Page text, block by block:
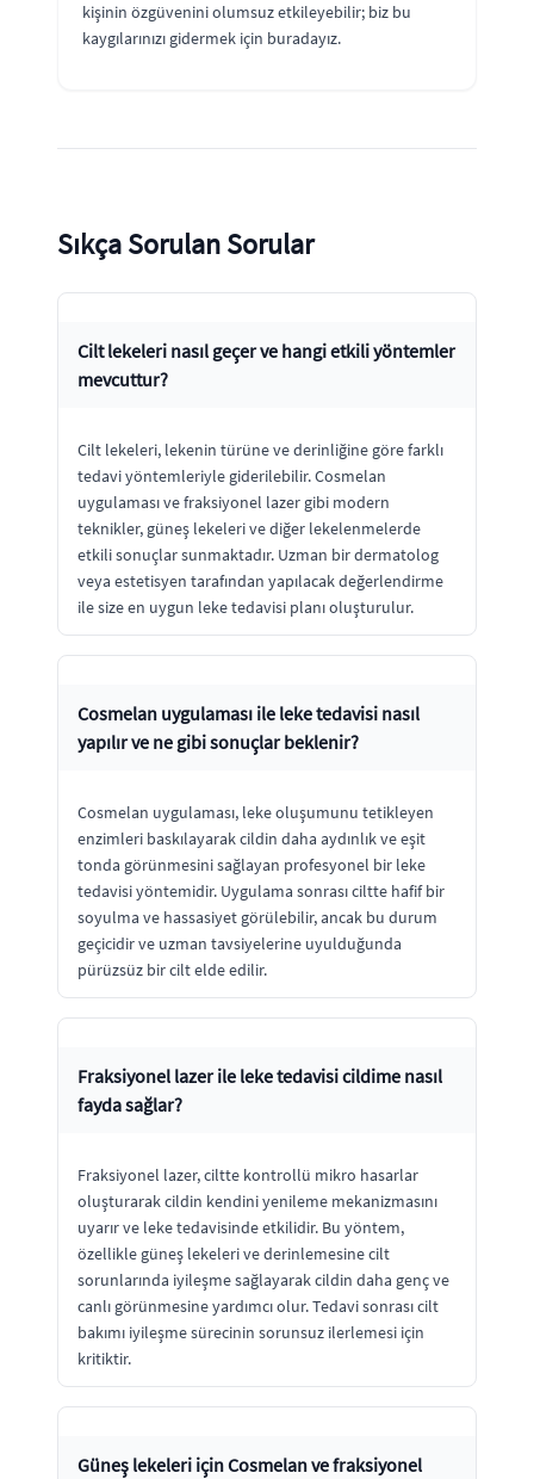
kişinin özgüvenini olumsuz etkileyebilir; biz bu
kaygılarınızı gidermek için buradayız.
Sıkça Sorulan Sorular
Cilt lekeleri nasıl geçer ve hangi etkili yöntemler
mevcuttur?
Cilt lekeleri, lekenin türüne ve derinliğine göre farklı
tedavi yöntemleriyle giderilebilir. Cosmelan
uygulaması ve fraksiyonel lazer gibi modern
teknikler, güneş lekeleri ve diğer lekelenmelerde
etkili sonuçlar sunmaktadır. Uzman bir dermatolog
veya estetisyen tarafından yapılacak değerlendirme
ile size en uygun leke tedavisi planı oluşturulur.
Cosmelan uygulaması ile leke tedavisi nasıl
yapılır ve ne gibi sonuçlar beklenir?
Cosmelan uygulaması, leke oluşumunu tetikleyen
enzimleri baskılayarak cildin daha aydınlık ve eşit
tonda görünmesini sağlayan profesyonel bir leke
tedavisi yöntemidir. Uygulama sonrası ciltte hafif bir
soyulma ve hassasiyet görülebilir, ancak bu durum
geçicidir ve uzman tavsiyelerine uyulduğunda
pürüzsüz bir cilt elde edilir.
Fraksiyonel lazer ile leke tedavisi cildime nasıl
fayda sağlar?
Fraksiyonel lazer, ciltte kontrollü mikro hasarlar
oluşturarak cildin kendini yenileme mekanizmasını
uyarır ve leke tedavisinde etkilidir. Bu yöntem,
özellikle güneş lekeleri ve derinlemesine cilt
sorunlarında iyileşme sağlayarak cildin daha genç ve
canlı görünmesine yardımcı olur. Tedavi sonrası cilt
bakımı iyileşme sürecinin sorunsuz ilerlemesi için
kritiktir.
Güneş lekeleri için Cosmelan ve fraksiyonel